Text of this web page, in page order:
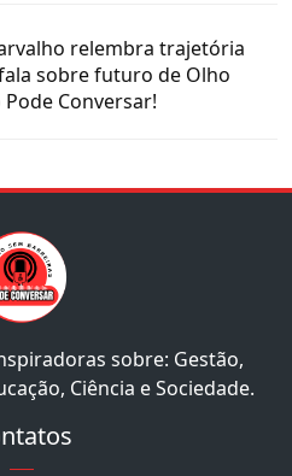
relembra trajetória
sobre futuro de Olho
Pode Conversar!
sobre: Gestão,
Ciência e Sociedade.